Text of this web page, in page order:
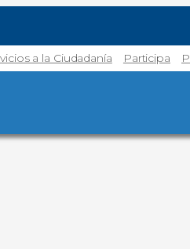
a la Ciudadanía Participa